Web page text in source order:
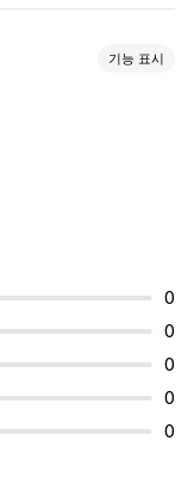
기능 표시
보고서 예약
0
0
0
0
0